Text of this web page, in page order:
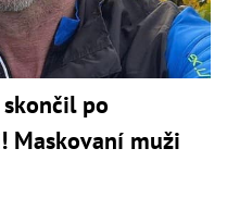
po
Maskovaní muži